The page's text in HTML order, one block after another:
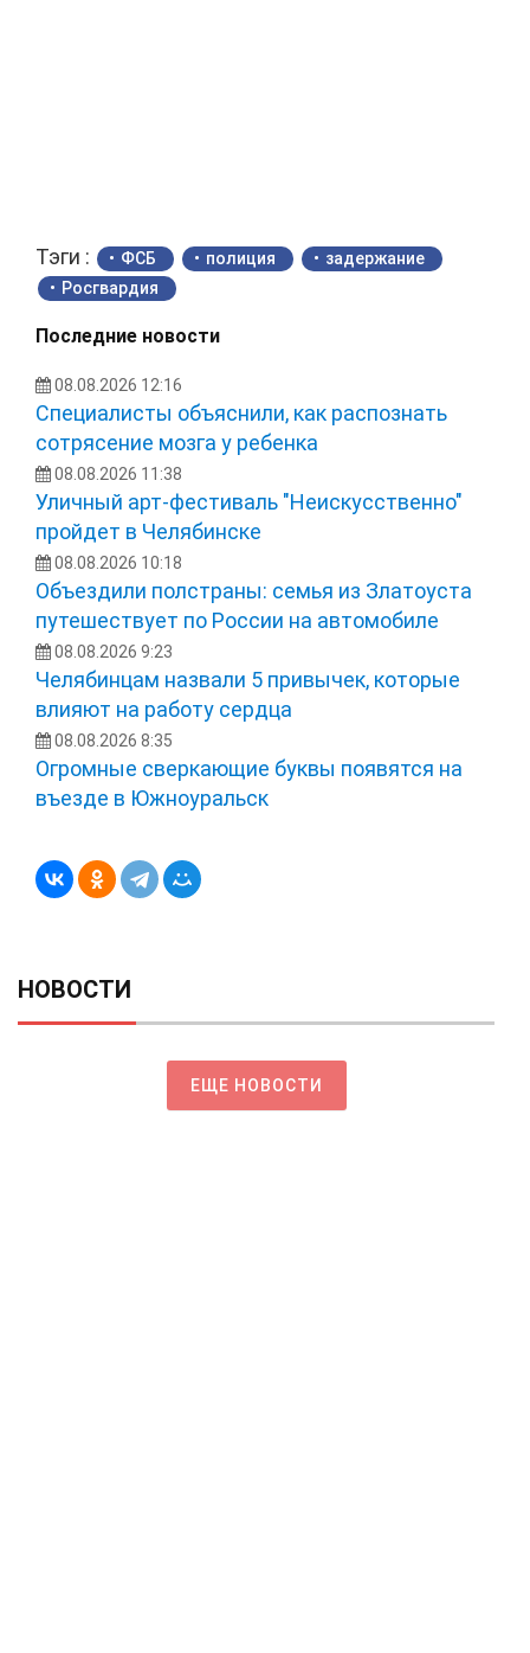
Тэги : ФСБ полиция
задержание
Росгвардия
Последние новости
08.08.2026 12:16
Специалисты объяснили, как распознать
сотрясение мозга у ребенка
08.08.2026 11:38
Уличный арт-фестиваль "Неискусственно"
пройдет в Челябинске
08.08.2026 10:18
Объездили полстраны: семья из Златоуста
путешествует по России на автомобиле
08.08.2026 9:23
Челябинцам назвали 5 привычек, которые
влияют на работу сердца
08.08.2026 8:35
Огромные сверкающие буквы появятся на
въезде в Южноуральск
НОВОСТИ
ЕЩЕ НОВОСТИ